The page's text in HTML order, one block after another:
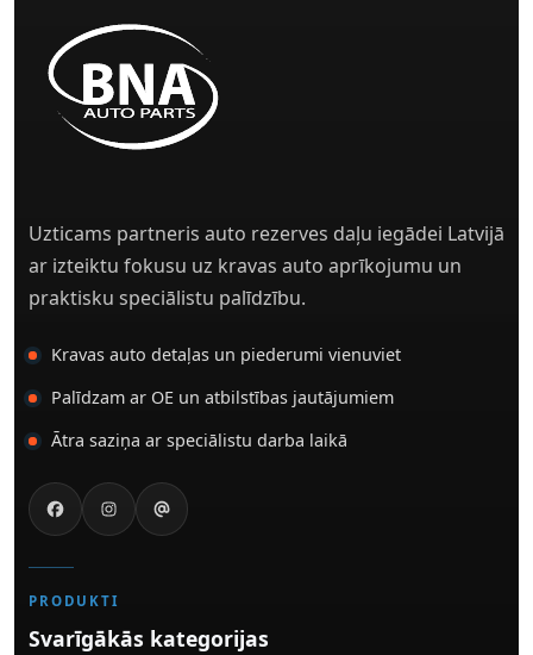
Uzticams partneris auto rezerves daļu iegādei Latvijā
ar izteiktu fokusu uz kravas auto aprīkojumu un
praktisku speciālistu palīdzību.
Kravas auto detaļas un piederumi vienuviet
Palīdzam ar OE un atbilstības jautājumiem
Ātra saziņa ar speciālistu darba laikā
PRODUKTI
Svarīgākās kategorijas